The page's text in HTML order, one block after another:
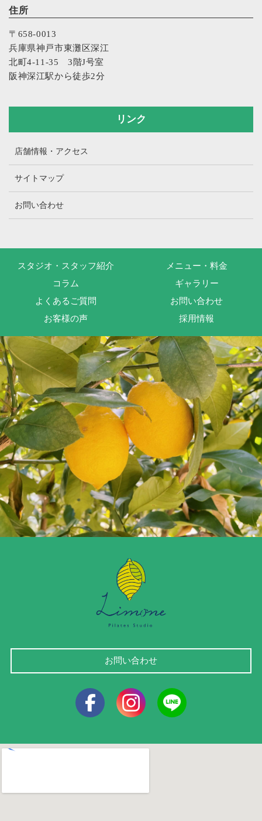
住所
〒658-0013
兵庫県神戸市東灘区深江
北町4-11-35 3階J号室
阪神深江駅から徒歩2分
リンク
店舗情報・アクセス
サイトマップ
お問い合わせ
スタジオ・スタッフ紹介
メニュー・料金
コラム
ギャラリー
よくあるご質問
お問い合わせ
お客様の声
採用情報
お問い合わせ